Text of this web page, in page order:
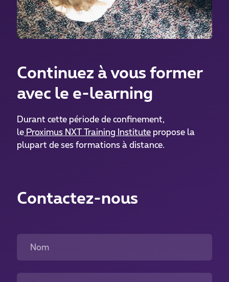
Continuez à vous former
avec le e-learning
Durant cette période de confinement,
le Proximus NXT Training Institute propose la
plupart de ses formations à distance.
Contactez-nous
Nom